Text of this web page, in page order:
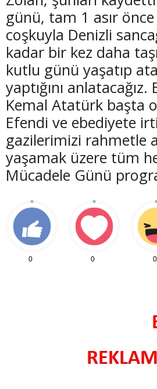
günü, tam 1 asır
coşkuyla Denizli
kadar bir kez daha
kutlu günü yaşatıp
yaptığını
Kemal Atatürk başta
Efendi ve ebediyete
gazilerimizi rahmetle
yaşamak üzere tüm
Mücadele Günü
0 0 0